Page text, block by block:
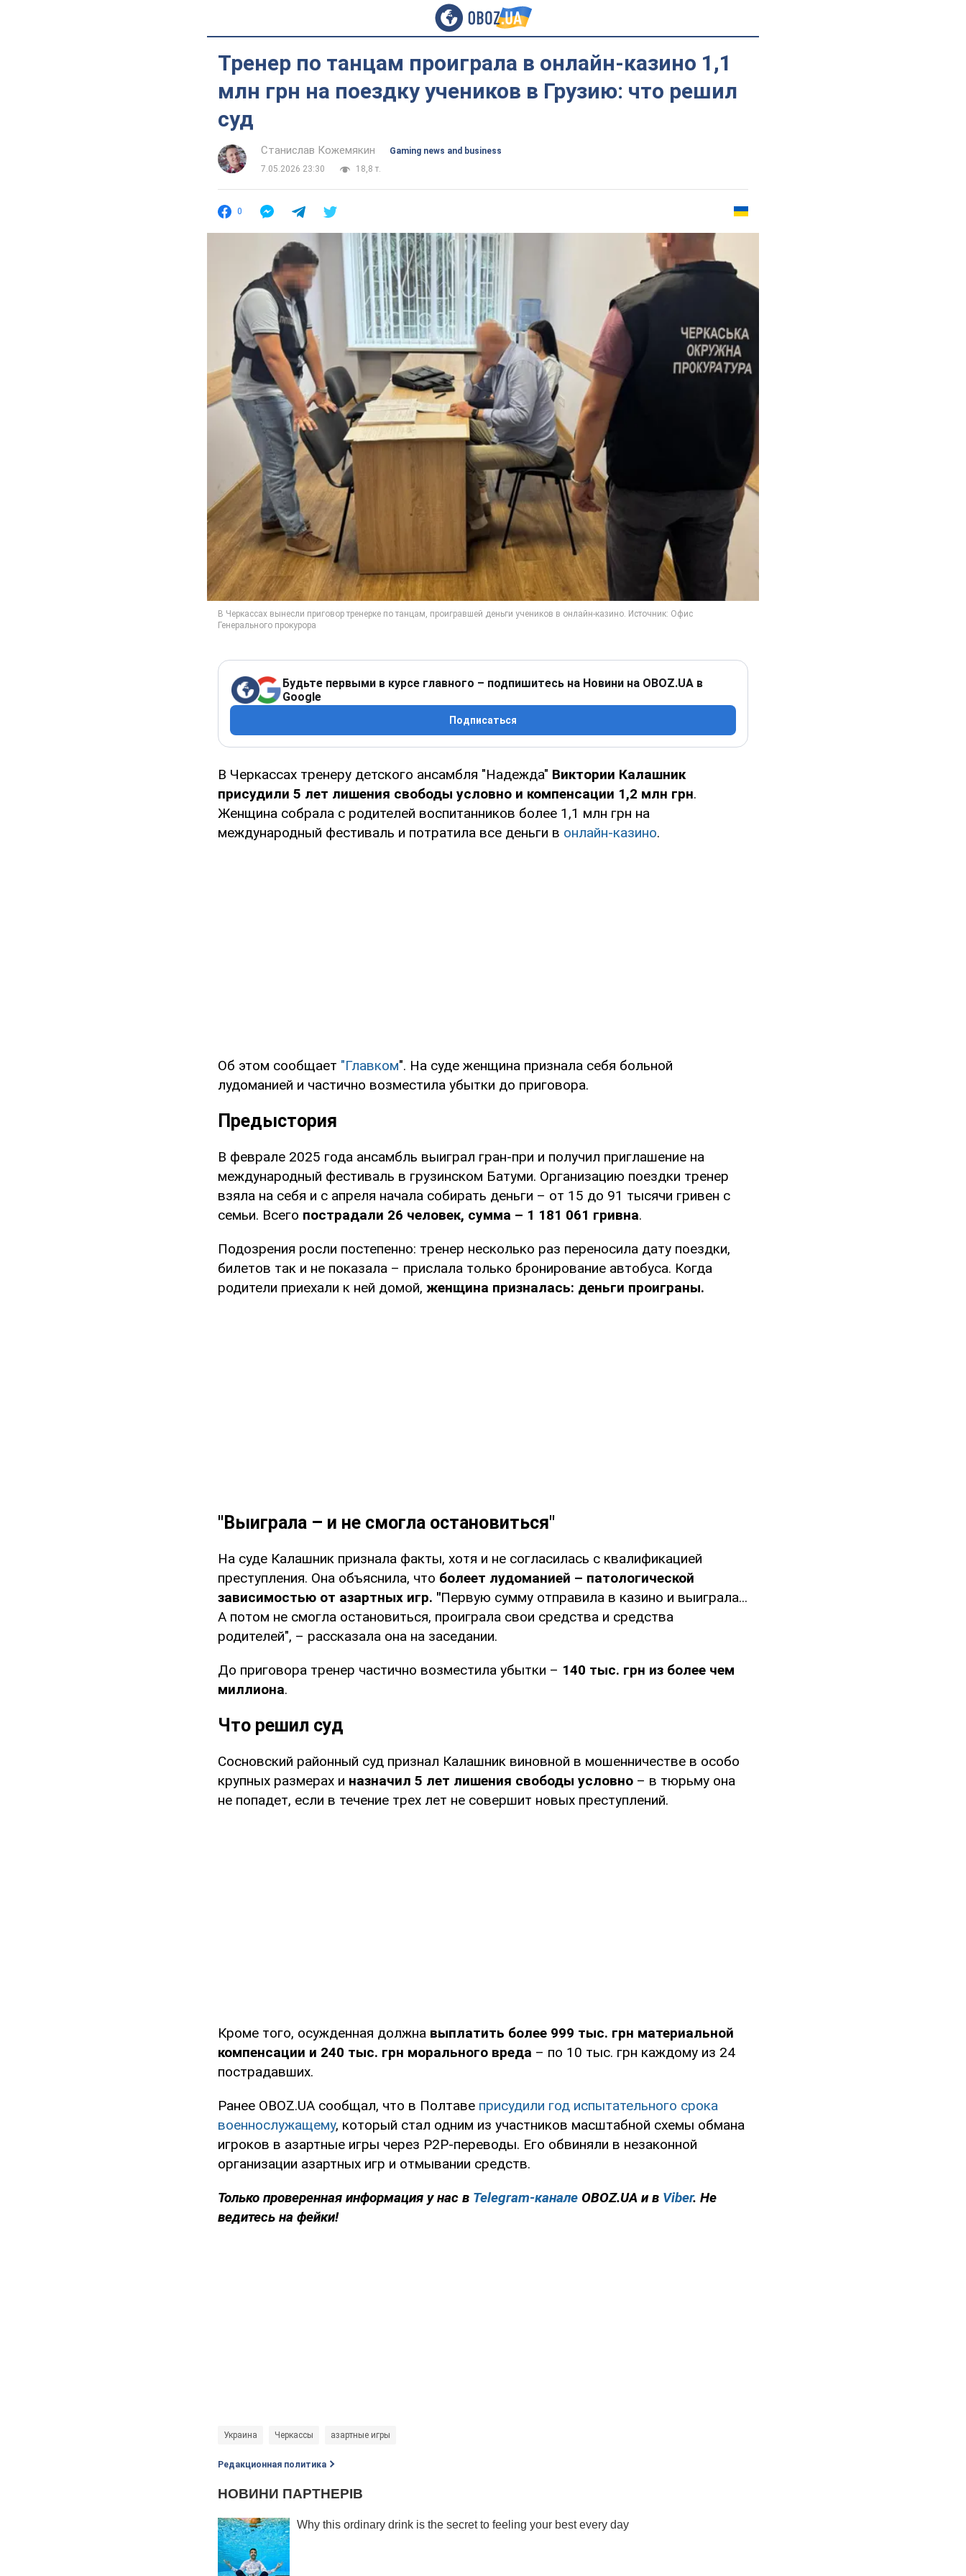
Тренер по танцам проиграла в онлайн-казино 1,1
млн грн на поездку учеников в Грузию: что решил
суд
Станислав Кожемякин
Gaming news and business
7.05.2026 23:30
18,8 т.
0
Будьте первыми в курсе главного – подпишитесь на Новини на OBOZ.UA в
Google
Подписаться
В Черкассах тренеру детского ансамбля "Надежда" Виктории Калашник
присудили 5 лет лишения свободы условно и компенсации 1,2 млн грн.
Женщина собрала с родителей воспитанников более 1,1 млн грн на
международный фестиваль и потратила все деньги в онлайн-казино.
Об этом сообщает "Главком". На суде женщина признала себя больной
лудоманией и частично возместила убытки до приговора.
Предыстория
В феврале 2025 года ансамбль выиграл гран-при и получил приглашение на
международный фестиваль в грузинском Батуми. Организацию поездки тренер
взяла на себя и с апреля начала собирать деньги – от 15 до 91 тысячи гривен с
семьи. Всего пострадали 26 человек, сумма – 1 181 061 гривна.
Подозрения росли постепенно: тренер несколько раз переносила дату поездки,
билетов так и не показала – прислала только бронирование автобуса. Когда
родители приехали к ней домой, женщина призналась: деньги проиграны.
"Выиграла – и не смогла остановиться"
На суде Калашник признала факты, хотя и не согласилась с квалификацией
преступления. Она объяснила, что болеет лудоманией – патологической
зависимостью от азартных игр. "Первую сумму отправила в казино и выиграла...
А потом не смогла остановиться, проиграла свои средства и средства
родителей", – рассказала она на заседании.
До приговора тренер частично возместила убытки – 140 тыс. грн из более чем
миллиона.
Что решил суд
Сосновский районный суд признал Калашник виновной в мошенничестве в особо
крупных размерах и назначил 5 лет лишения свободы условно – в тюрьму она
не попадет, если в течение трех лет не совершит новых преступлений.
Кроме того, осужденная должна выплатить более 999 тыс. грн материальной
компенсации и 240 тыс. грн морального вреда – по 10 тыс. грн каждому из 24
пострадавших.
Ранее OBOZ.UA сообщал, что в Полтаве присудили год испытательного срока
военнослужащему, который стал одним из участников масштабной схемы обмана
игроков в азартные игры через P2P-переводы. Его обвиняли в незаконной
организации азартных игр и отмывании средств.
Только проверенная информация у нас в Telegram-канале OBOZ.UA и в Viber. Не
ведитесь на фейки!
Украина Черкассы азартные игры
Редакционная политика